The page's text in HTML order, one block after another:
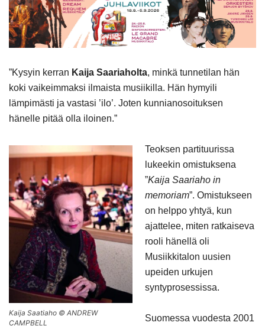
”Kysyin kerran Kaija Saariaholta, minkä tunnetilan hän
koki vaikeimmaksi ilmaista musiikilla. Hän hymyili
lämpimästi ja vastasi ’ilo’. Joten kunnianosoituksen
hänelle pitää olla iloinen.”
Kaija Saatiaho © ANDREW
CAMPBELL
Teoksen partituurissa
lukeekin omistuksena
”Kaija Saariaho in
memoriam”. Omistukseen
on helppo yhtyä, kun
ajattelee, miten ratkaiseva
rooli hänellä oli
Musiikkitalon uusien
upeiden urkujen
syntyprosessissa.
Suomessa vuodesta 2001